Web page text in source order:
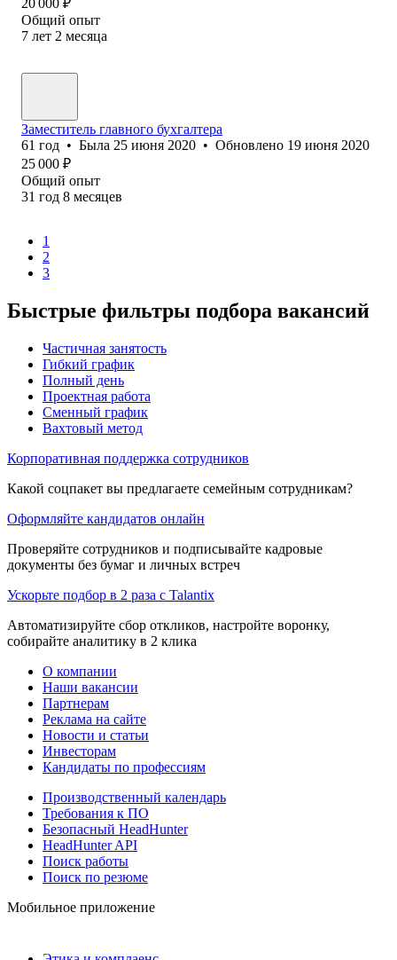
Общий опыт
7 лет 2 месяца
Заместитель главного бухгалтера
61 год • Была 25 июня 2020 • Обновлено 19 июня 2020
25 000 ₽
Общий опыт
31 год 8 месяцев
1
2
3
Быстрые фильтры подбора вакансий
Частичная занятость
Гибкий график
Полный день
Проектная работа
Сменный график
Вахтовый метод
Корпоративная поддержка сотрудников
Какой соцпакет вы предлагаете семейным сотрудникам?
Оформляйте кандидатов онлайн
Проверяйте сотрудников и подписывайте кадровые
документы без бумаг и личных встреч
Ускорьте подбор в 2 раза с Talantix
Автоматизируйте сбор откликов, настройте воронку,
собирайте аналитику в 2 клика
О компании
Наши вакансии
Партнерам
Реклама на сайте
Новости и статьи
Инвесторам
Кандидаты по профессиям
Производственный календарь
Требования к ПО
Безопасный HeadHunter
HeadHunter API
Поиск работы
Поиск по резюме
Мобильное приложение